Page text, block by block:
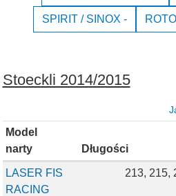
SPIRIT / SINOX -
Stoeckli 2014/2015
Model
narty
Długości
LASER FIS
RACING
213, 215,